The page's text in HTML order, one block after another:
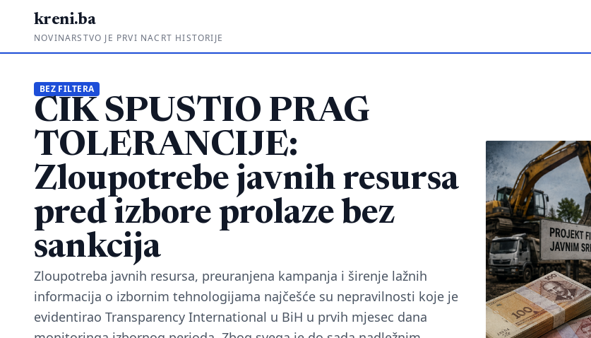
kreni.ba
NOVINARSTVO JE PRVI NACRT HISTORIJE
BEZ FILTERA
CIK SPUSTIO PRAG
TOLERANCIJE:
Zloupotrebe javnih resursa
pred izbore prolaze bez
sankcija
Zloupotreba javnih resursa, preuranjena kampanja i širenje lažnih
informacija o izbornim tehnologijama najčešće su nepravilnosti koje je
evidentirao Transparency International u BiH u prvih mjesec dana